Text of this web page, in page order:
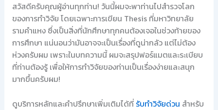
สวัสดีครับคุณผู้อ่านทุกท่าน! วันนี้ผมจะพาท่านไปสำรวจโลก
ของการทำวิจัย โดยเฉพาะการเขียน Thesis ที่มหาวิทยาลัย
รามคำแหง ซึ่งเป็นสิ่งที่นักศึกษาทุกคนต้องเจอในช่วงท้ายของ
การศึกษา แน่นอนว่ามันอาจจะเป็นเรื่องที่ดูน่ากลัว แต่ไม่ต้อง
ห่วงครับผม เพราะในบทความนี้ ผมจะสรุปฟอร์แมตและระเบียบ
ที่ท่านต้องรู้ เพื่อให้การทำวิจัยของท่านเป็นเรื่องง่ายและสนุก
มากขึ้นครับผม!
ดูบริการหลักและคำปรึกษาเพิ่มเติมได้ที่ รับทำวิจัยด่วน สำหรับ